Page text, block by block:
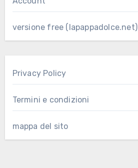
versione free (lapappadolce.net)
Privacy Policy
Termini e condizioni
mappa del sito